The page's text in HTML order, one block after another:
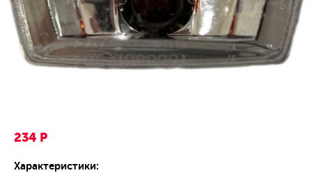
234 Р
Характеристики: